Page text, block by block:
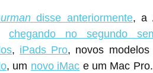
disse anteriormente, a
chegando no segundo
, iPads Pro, novos modelos
, um novo iMac e um Mac